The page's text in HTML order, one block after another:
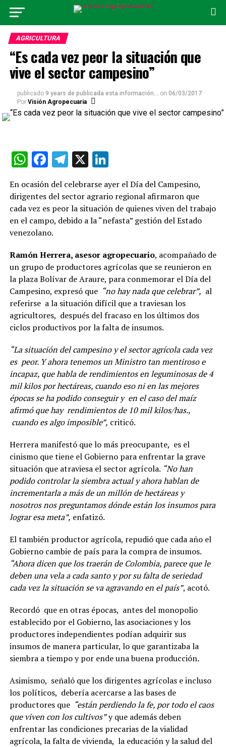
AGRICULTURA
“Es cada vez peor la situación que
vive el sector campesino”
publicado 9 years de publicada esta información... on 06/03/2017
Por Visión Agropecuaria
WhatsApp
Facebook
Telegram
X LinkedIn
En ocasión del celebrarse ayer el Día del Campesino,
dirigentes del sector agrario regional afirmaron que
cada vez es peor la situación de quienes viven del trabajo
en el campo, debido a la “nefasta” gestión del Estado
venezolano.
Ramón Herrera, asesor agropecuario, acompañado de
un grupo de productores agrícolas que se reunieron en
la plaza Bolívar de Araure, para conmemorar el Día del
Campesino, expresó que“no hay nada que celebrar”, al
referirse a la situación difícil que a traviesan los
agricultores, después del fracaso en los últimos dos
ciclos productivos por la falta de insumos.
“La situación del campesino y el sector agrícola cada vez
es peor. Y ahora tenemos un Ministro tan mentiroso e
incapaz, que habla de rendimientos en leguminosas de 4
mil kilos por hectáreas, cuando eso ni en las mejores
épocas se ha podido conseguir y en el caso del maíz
afirmó que hay rendimientos de 10 mil kilos/has.,
cuando es algo imposible”, criticó.
Herrera manifestó que lo más preocupante, es el
cinismo que tiene el Gobierno para enfrentar la grave
situación que atraviesa el sector agrícola. “No han
podido controlar la siembra actual y ahora hablan de
incrementarla a más de un millón de hectáreas y
nosotros nos preguntamos dónde están los insumos para
lograr esa meta”, enfatizó.
El también productor agrícola, repudió que cada año el
Gobierno cambie de país para la compra de insumos.
“Ahora dicen que los traerán de Colombia, parece que le
deben una vela a cada santo y por su falta de seriedad
cada vez la situación se va agravando en el país”, acotó.
Recordó que en otras épocas, antes del monopolio
establecido por el Gobierno, las asociaciones y los
productores independientes podían adquirir sus
insumos de manera particular, lo que garantizaba la
siembra a tiempo y por ende una buena producción.
Asimismo, señaló que los dirigentes agrícolas e incluso
los políticos, debería acercarse a las bases de
productores que “están perdiendo la fe, por todo el caos
que viven con los cultivos”y que además deben
enfrentar las condiciones precarias de la vialidad
agrícola, la falta de vivienda, la educación y la salud del